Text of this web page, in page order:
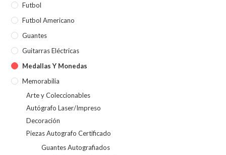
Futbol
Futbol Americano
Guantes
Guitarras Eléctricas
Medallas Y Monedas
Memorabilia
Arte y Coleccionables
Autógrafo Laser/Impreso
Decoración
Piezas Autografo Certificado
Guantes Autografiados